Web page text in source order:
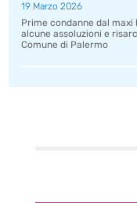
19 Marzo 2026
Prime condanne dal maxi
alcune assoluzioni e
Comune di Palermo